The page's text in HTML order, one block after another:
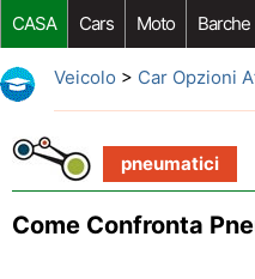
CASA Cars Moto Barche
Riparazione Auto Acquisto
Veicolo > Car Opzioni
pneumatici
Come Confronta